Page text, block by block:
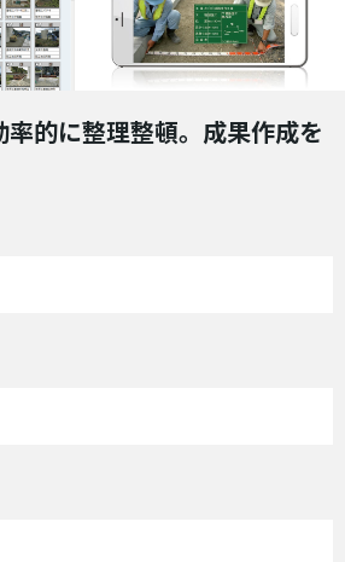
率的に整理整頓。成果作成を